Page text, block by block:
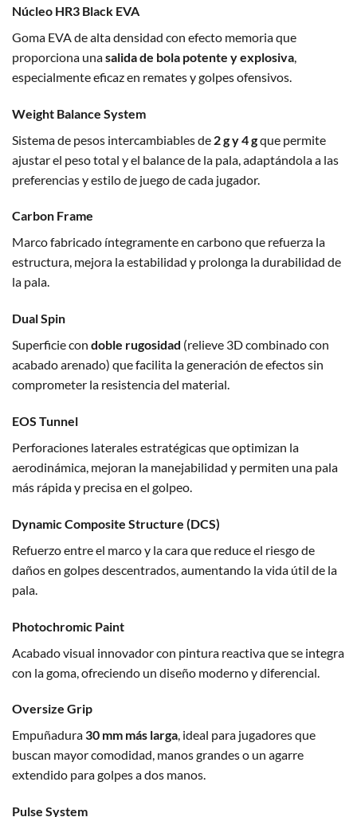
Núcleo HR3 Black EVA
Goma EVA de alta densidad con efecto memoria que
proporciona unasalida de bola potente y explosiva,
especialmente eficaz en remates y golpes ofensivos.
Weight Balance System
Sistema de pesos intercambiables de 2 g y 4 gque permite
ajustar el peso total y el balance de la pala, adaptándola a las
preferencias y estilo de juego de cada jugador.
Carbon Frame
Marco fabricado íntegramente en carbono que refuerza la
estructura, mejora la estabilidad y prolonga la durabilidad de
la pala.
Dual Spin
Superficie con doble rugosidad (relieve 3D combinado con
acabado arenado) que facilita la generación de efectos sin
comprometer la resistencia del material.
EOS Tunnel
Perforaciones laterales estratégicas que optimizan la
aerodinámica, mejoran la manejabilidad y permiten una pala
más rápida y precisa en el golpeo.
Dynamic Composite Structure (DCS)
Refuerzo entre el marco y la cara que reduce el riesgo de
daños en golpes descentrados, aumentando la vida útil de la
pala.
Photochromic Paint
Acabado visual innovador con pintura reactiva que se integra
con la goma, ofreciendo un diseño moderno y diferencial.
Oversize Grip
Empuñadura 30 mm más larga, ideal para jugadores que
buscan mayor comodidad, manos grandes o un agarre
extendido para golpes a dos manos.
Pulse System